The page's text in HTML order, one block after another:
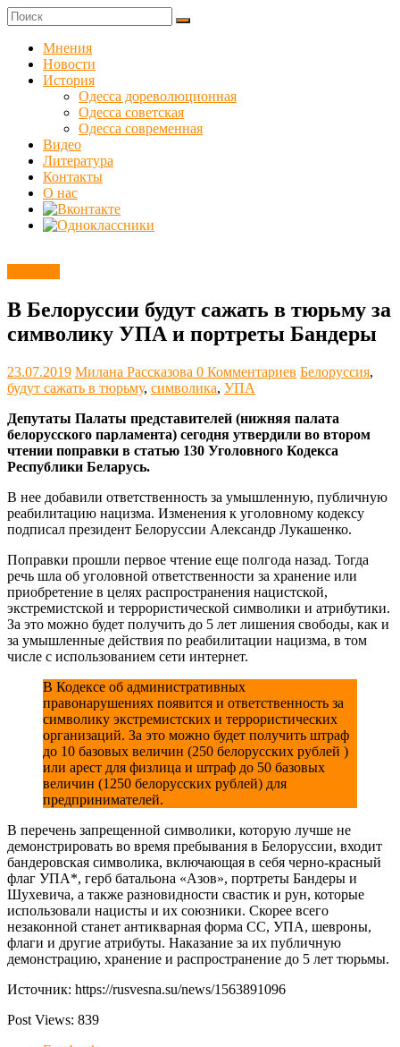
Skip
to
content
Куликовец
Сайт
одесского
сопротивления
Мнения
Новости
История
Одесса дореволюционная
Одесса советская
Одесса современная
Видео
Литература
Контакты
О нас
В Белоруссии будут сажать в тюрьму за
символику УПА и портреты Бандеры
23.07.2019 Милана Рассказова 0 Комментариев Белоруссия,
будут сажать в тюрьму, символика, УПА
Депутаты Палаты представителей (нижняя палата
белорусского парламента) сегодня утвердили во втором
чтении поправки в статью 130 Уголовного Кодекса
Республики Беларусь.
В нее добавили ответственность за умышленную, публичную
реабилитацию нацизма. Изменения к уголовному кодексу
подписал президент Белоруссии Александр Лукашенко.
Поправки прошли первое чтение еще полгода назад. Тогда
речь шла об уголовной ответственности за хранение или
приобретение в целях распространения нацистской,
экстремистской и террористической символики и атрибутики.
За это можно будет получить до 5 лет лишения свободы, как и
за умышленные действия по реабилитации нацизма, в том
числе с использованием сети интернет.
В Кодексе об административных
правонарушениях появится и ответственность за
символику экстремистских и террористических
организаций. За это можно будет получить штраф
до 10 базовых величин (250 белорусских рублей )
или арест для физлица и штраф до 50 базовых
величин (1250 белорусских рублей) для
предпринимателей.
В перечень запрещенной символики, которую лучше не
демонстрировать во время пребывания в Белоруссии, входит
бандеровская символика, включающая в себя черно-красный
флаг УПА*, герб батальона «Азов», портреты Бандеры и
Шухевича, а также разновидности свастик и рун, которые
использовали нацисты и их союзники. Скорее всего
незаконной станет антикварная форма СС, УПА, шевроны,
флаги и другие атрибуты. Наказание за их публичную
демонстрацию, хранение и распространение до 5 лет тюрьмы.
Источник: https://rusvesna.su/news/1563891096
Post Views: 839